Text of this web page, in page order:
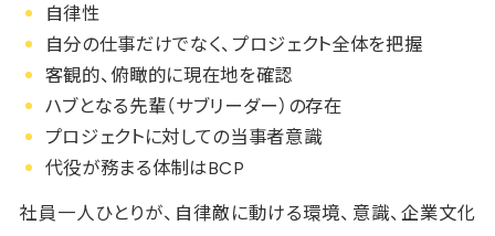
自律性
自分の仕事だけでなく、プロジェクト全体を把握
客観的、俯瞰的に現在地を確認
ハブとなる先輩（サブリーダー）の存在
プロジェクトに対しての当事者意識
代役が務まる体制はBCP
社員一人ひとりが、自律敵に動ける環境、意識、企業文化